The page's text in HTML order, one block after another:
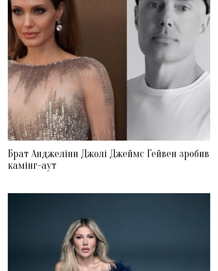
Брат Анджеліни Джолі Джеймс Гейвен зробив
камінг-аут